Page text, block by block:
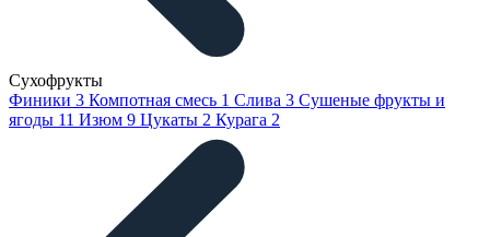
Сухофрукты
Финики 3 Компотная смесь 1 Слива 3 Сушеные фрукты и
ягоды 11 Изюм 9 Цукаты 2 Курага 2